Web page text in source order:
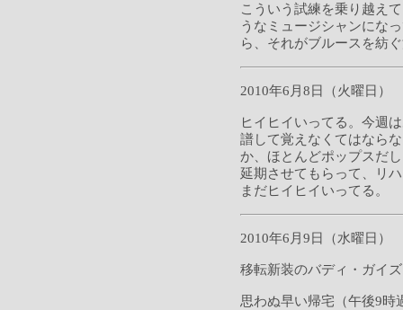
こういう試練を乗り越え
うなミュージシャンにな
ら、それがブルースを紡
2010年6月8日（火曜日）
ヒイヒイいってる。今週
譜して覚えなくてはなら
か、ほとんどポップスだ
延期させてもらって、リ
まだヒイヒイいってる。
2010年6月9日（水曜日）
移転新装のバディ・ガイ
思わぬ早い帰宅（午後9時